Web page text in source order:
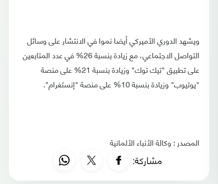
ويشهد الدوري الأميركي أيضا نموا في الانتشار على وسائل
التواصل الاجتماعي، مع زيادة بنسبة 26% في عدد المتابعين
على تطبيق "تيك توك" وزيادة بنسبة 21% على منصة
"يوتيوب" وزيادة بنسبة 10% على منصة "إنستغرام".
المصدر : وكالة الأنباء الألمانية
مشاركة: